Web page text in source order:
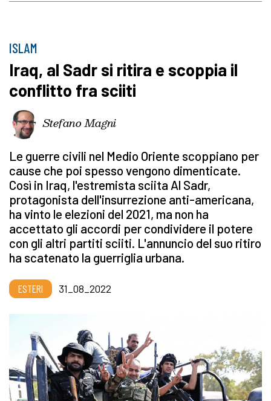
ISLAM
Iraq, al Sadr si ritira e scoppia il
conflitto fra sciiti
Stefano Magni
Le guerre civili nel Medio Oriente scoppiano per
cause che poi spesso vengono dimenticate.
Così in Iraq, l'estremista sciita Al Sadr,
protagonista dell'insurrezione anti-americana,
ha vinto le elezioni del 2021, ma non ha
accettato gli accordi per condividere il potere
con gli altri partiti sciiti. L'annuncio del suo ritiro
ha scatenato la guerriglia urbana.
ESTERI 31_08_2022